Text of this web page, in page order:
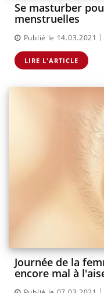
Se masturber
menstruelles
Publié le 14.03.2021 |
LIRE L'ARTICLE
Journée de la
encore mal à